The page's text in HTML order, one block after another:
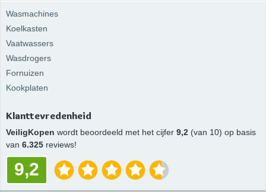
Wasmachines
Koelkasten
Vaatwassers
Wasdrogers
Fornuizen
Kookplaten
Klanttevredenheid
VeiligKopen wordt beoordeeld met het cijfer 9,2 (van 10) op basis
van 6.325 reviews!
9,2